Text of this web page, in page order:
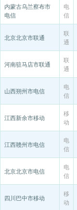
内蒙古乌兰察布市
电信
电
信
北京北京市联通
联
通
河南驻马店市联通
联
通
山西朔州市电信
电
信
江西新余市移动
移
动
江西赣州市电信
电
信
北京北京市电信
电
信
四川巴中市移动
移
动